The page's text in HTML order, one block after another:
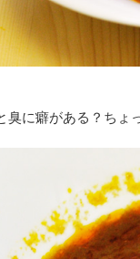
臭に癖がある？ちょ